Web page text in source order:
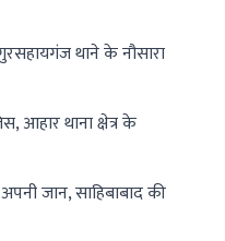
थाने के नौसारा
आहार थाना क्षेत्र के
जान, साहिबाबाद की